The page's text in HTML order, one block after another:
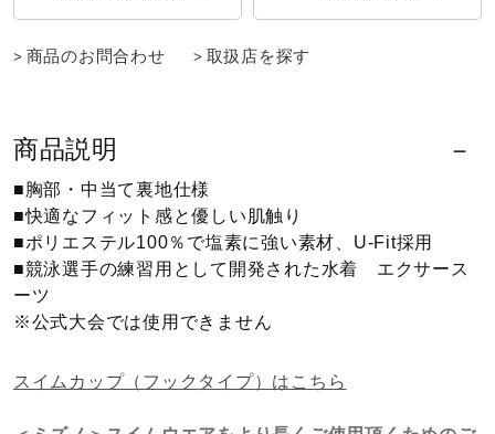
ライフスタイルグッズ
インナー
寝具／ミズノスリープ
サポーター
商品のお問合わせ 取扱店を探す
商品説明
■胸部・中当て裏地仕様
■快適なフィット感と優しい肌触り
■ポリエステル100％で塩素に強い素材、U-Fit採用
■競泳選手の練習用として開発された水着 エクサース
ーツ
※公式大会では使用できません
スイムカップ（フックタイプ）はこちら